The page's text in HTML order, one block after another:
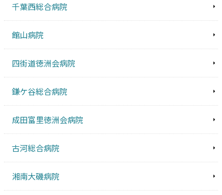
千葉西総合病院
館山病院
四街道徳洲会病院
鎌ケ谷総合病院
成田富里徳洲会病院
古河総合病院
湘南大磯病院